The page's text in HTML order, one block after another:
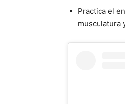
Practica el
musculatura